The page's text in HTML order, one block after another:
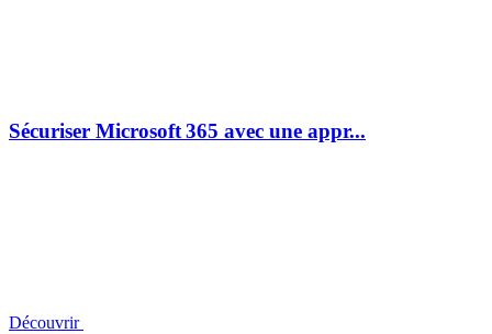
Sécuriser Microsoft 365 avec une appr...
Découvrir